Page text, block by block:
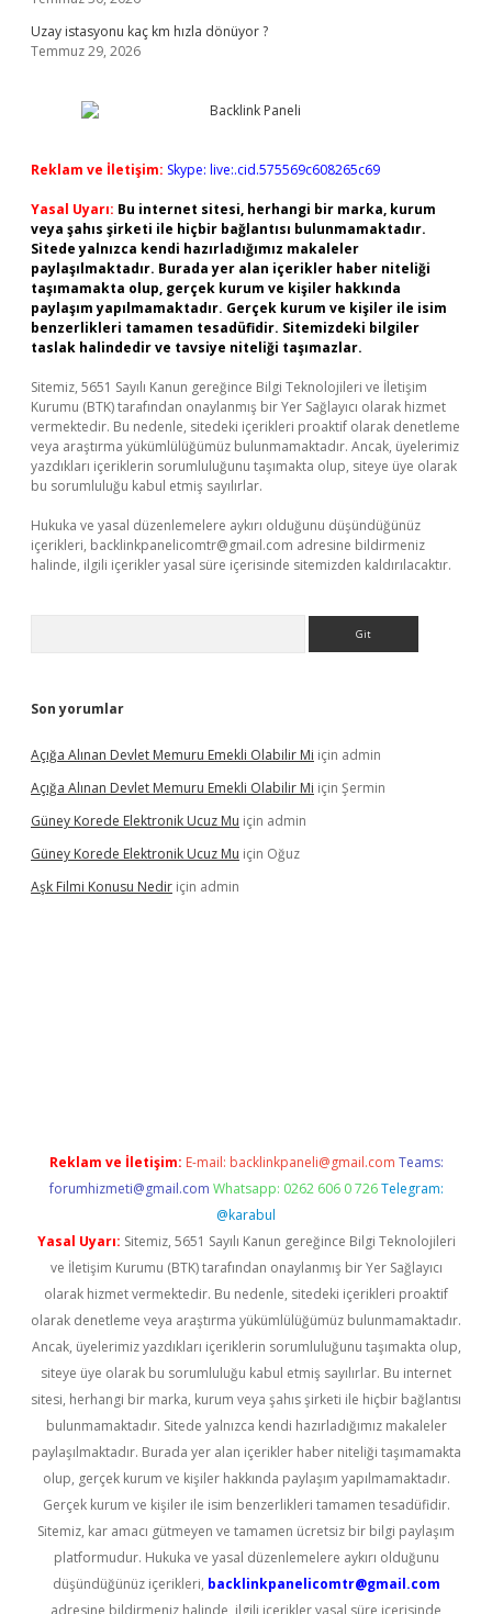
Uzay istasyonu kaç km hızla dönüyor ?
Temmuz 29, 2026
Reklam ve İletişim: Skype: live:.cid.575569c608265c69
Yasal Uyarı: Bu internet sitesi, herhangi bir marka, kurum
veya şahıs şirketi ile hiçbir bağlantısı bulunmamaktadır.
Sitede yalnızca kendi hazırladığımız makaleler
paylaşılmaktadır. Burada yer alan içerikler haber niteliği
taşımamakta olup, gerçek kurum ve kişiler hakkında
paylaşım yapılmamaktadır. Gerçek kurum ve kişiler ile isim
benzerlikleri tamamen tesadüfidir. Sitemizdeki bilgiler
taslak halindedir ve tavsiye niteliği taşımazlar.
Sitemiz, 5651 Sayılı Kanun gereğince Bilgi Teknolojileri ve İletişim
Kurumu (BTK) tarafından onaylanmış bir Yer Sağlayıcı olarak hizmet
vermektedir. Bu nedenle, sitedeki içerikleri proaktif olarak denetleme
veya araştırma yükümlülüğümüz bulunmamaktadır. Ancak, üyelerimiz
yazdıkları içeriklerin sorumluluğunu taşımakta olup, siteye üye olarak
bu sorumluluğu kabul etmiş sayılırlar.
Hukuka ve yasal düzenlemelere aykırı olduğunu düşündüğünüz
içerikleri, backlinkpanelicomtr@gmail.com adresine bildirmeniz
halinde, ilgili içerikler yasal süre içerisinde sitemizden kaldırılacaktır.
Son yorumlar
Açığa Alınan Devlet Memuru Emekli Olabilir Mi için admin
Açığa Alınan Devlet Memuru Emekli Olabilir Mi için Şermin
Güney Korede Elektronik Ucuz Mu için admin
Güney Korede Elektronik Ucuz Mu için Oğuz
Aşk Filmi Konusu Nedir için admin
Reklam ve İletişim: E-mail: backlinkpaneli@gmail.com Teams:
forumhizmeti@gmail.com Whatsapp: 0262 606 0 726 Telegram:
@karabul
Yasal Uyarı: Sitemiz, 5651 Sayılı Kanun gereğince Bilgi Teknolojileri
ve İletişim Kurumu (BTK) tarafından onaylanmış bir Yer Sağlayıcı
olarak hizmet vermektedir. Bu nedenle, sitedeki içerikleri proaktif
olarak denetleme veya araştırma yükümlülüğümüz bulunmamaktadır.
Ancak, üyelerimiz yazdıkları içeriklerin sorumluluğunu taşımakta olup,
siteye üye olarak bu sorumluluğu kabul etmiş sayılırlar. Bu internet
sitesi, herhangi bir marka, kurum veya şahıs şirketi ile hiçbir bağlantısı
bulunmamaktadır. Sitede yalnızca kendi hazırladığımız makaleler
paylaşılmaktadır. Burada yer alan içerikler haber niteliği taşımamakta
olup, gerçek kurum ve kişiler hakkında paylaşım yapılmamaktadır.
Gerçek kurum ve kişiler ile isim benzerlikleri tamamen tesadüfidir.
Sitemiz, kar amacı gütmeyen ve tamamen ücretsiz bir bilgi paylaşım
platformudur. Hukuka ve yasal düzenlemelere aykırı olduğunu
düşündüğünüz içerikleri, backlinkpanelicomtr@gmail.com
adresine bildirmeniz halinde, ilgili içerikler yasal süre içerisinde